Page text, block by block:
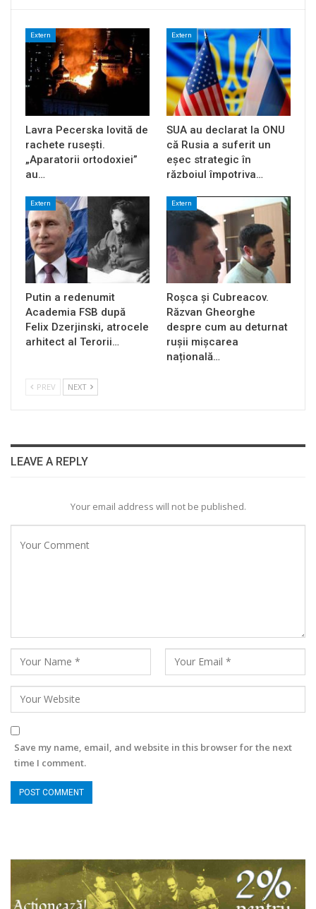
Extern
Lavra Pecerska lovită de
rachete rusești.
„Aparatorii ortodoxiei”
au…
Extern
SUA au declarat la ONU
că Rusia a suferit un
eșec strategic în
războiul împotriva…
Extern
Putin a redenumit
Academia FSB după
Felix Dzerjinski, atrocele
arhitect al Terorii…
Extern
Roșca și Cubreacov.
Răzvan Gheorghe
despre cum au deturnat
rușii mișcarea
națională…
PREV NEXT
LEAVE A REPLY
Your email address will not be published.
Save my name, email, and website in this browser for the next
time I comment.